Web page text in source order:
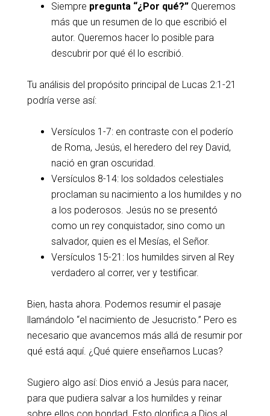
Siempre pregunta “¿Por qué?”Queremos
más que un resumen de lo que escribió el
autor. Queremos hacer lo posible para
descubrir por qué él lo escribió.
Tu análisis del propósito principal de Lucas 2:1-21
podría verse así:
Versículos 1-7: en contraste con el poderío
de Roma, Jesús, el heredero del rey David,
nació en gran oscuridad.
Versículos 8-14: los soldados celestiales
proclaman su nacimiento a los humildes y no
a los poderosos. Jesús no se presentó
como un rey conquistador, sino como un
salvador, quien es el Mesías, el Señor.
Versículos 15-21: los humildes sirven al Rey
verdadero al correr, ver y testificar.
Bien, hasta ahora. Podemos resumir el pasaje
llamándolo “el nacimiento de Jesucristo.” Pero es
necesario que avancemos más allá de resumir por
qué está aquí. ¿Qué quiere enseñarnos Lucas?
Sugiero algo así: Dios envió a Jesús para nacer,
para que pudiera salvar a los humildes y reinar